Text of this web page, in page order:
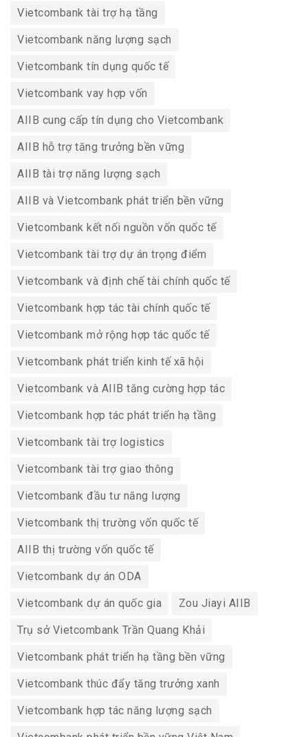
Vietcombank tài trợ hạ tầng
Vietcombank năng lượng sạch
Vietcombank tín dụng quốc tế
Vietcombank vay hợp vốn
AIIB cung cấp tín dụng cho Vietcombank
AIIB hỗ trợ tăng trưởng bền vững
AIIB tài trợ năng lượng sạch
AIIB và Vietcombank phát triển bền vững
Vietcombank kết nối nguồn vốn quốc tế
Vietcombank tài trợ dự án trọng điểm
Vietcombank và định chế tài chính quốc tế
Vietcombank hợp tác tài chính quốc tế
Vietcombank mở rộng hợp tác quốc tế
Vietcombank phát triển kinh tế xã hội
Vietcombank và AIIB tăng cường hợp tác
Vietcombank hợp tác phát triển hạ tầng
Vietcombank tài trợ logistics
Vietcombank tài trợ giao thông
Vietcombank đầu tư năng lượng
Vietcombank thị trường vốn quốc tế
AIIB thị trường vốn quốc tế
Vietcombank dự án ODA
Vietcombank dự án quốc gia Zou Jiayi AIIB
Trụ sở Vietcombank Trần Quang Khải
Vietcombank phát triển hạ tầng bền vững
Vietcombank thúc đẩy tăng trưởng xanh
Vietcombank hợp tác năng lượng sạch